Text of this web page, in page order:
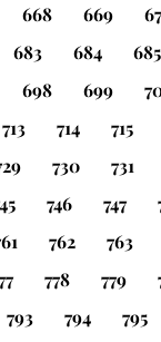
668 669
683 684 685
698 699
713 714 715
730 731
746 747
762 763
778 779
793 794 795